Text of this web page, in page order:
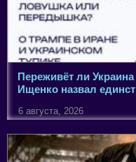
Переживёт ли
Ищенко назвал
6 августа, 2026